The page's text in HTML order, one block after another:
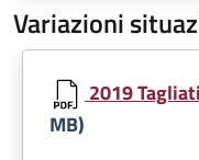
Variazioni
Document
2019
MB)